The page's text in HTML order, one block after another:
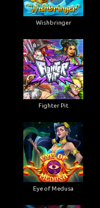
Wishbringer
Fighter Pit
Eye of Medusa